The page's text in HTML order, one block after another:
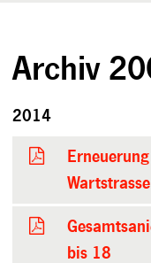
Archiv
2014
bis 18